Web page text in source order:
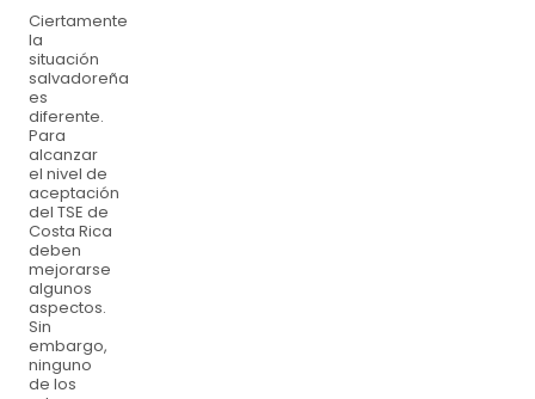
Ciertamente
la
situación
salvadoreña
es
diferente.
Para
alcanzar
el nivel de
aceptación
del TSE de
Costa Rica
deben
mejorarse
algunos
aspectos.
Sin
embargo,
ninguno
de los